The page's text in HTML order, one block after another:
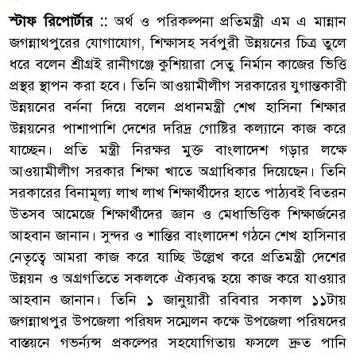
স্টাফ রিপোর্টার :: অর্থ ও পরিকল্পনা প্রতিমন্ত্রী এম এ মান্নান
জগন্নাথপুরের যোগাযোগ, শিক্ষাসহ সর্বপুরী উন্নয়নের চিত্র তুলে
ধরে বলেন শ্রীগ্রই রানীগঞ্জে কুশিয়ারা সেতু নির্মান কাজের ভিত্তি
প্রস্থর স্থাপন করা হবে। তিনি আওয়ামীলীগ সরকারের যুগান্তকারী
উন্নয়নের বর্ননা দিয়ে বলেন প্রধানমন্ত্রী শেখ হাসিনা শিক্ষার
উন্নয়নের পাশাপাশি দেশের দরিদ্র গোষ্টির কল্যানে কাজ করে
যাচ্ছেন। প্রতি মন্ত্রী নিরক্ষর মুক্ত বাংলাদেশ গড়ার লক্ষে
আওয়ামীলীগ সরকার শিক্ষা খাতে অগ্রাধিকার দিয়েছেন। তিনি
সরকারের বিনামূল্য লাখ লাখ শিক্ষার্থীদের হাতে পাঠ্যবই বিতরন
উতসব আমেজে শিক্ষার্থীদের জ্ঞান ও মেধাভিত্তিক শিক্ষার্জনের
আহবান জানান। সুন্দর ও শান্তির বাংলাদেশ গঠনে শেখ হাসিনার
নেতৃত্বে আমরা কাজ করে যাচ্ছি উল্লেখ করে প্রতিমন্ত্রী দেশের
উন্নয়ন ও অগ্রগতিতে সকলকে ঐক্যবদ্ধ হয়ে কাজ করে যাওয়ার
আহবান জানান। তিনি ১ জানুয়ারী রবিবার সকাল ১১টায়
জগন্নাথপুর উপজেলা পরিষদ সম্মেলন কক্ষে উপজেলা পরিষদের
বাস্তয়নে গভর্ন্যন্স প্রকল্পের সহযোগিতায় ফসলে দ্রুত পানি